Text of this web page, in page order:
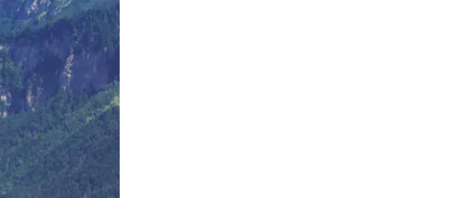
o bien tocando y deslizando la pantalla.